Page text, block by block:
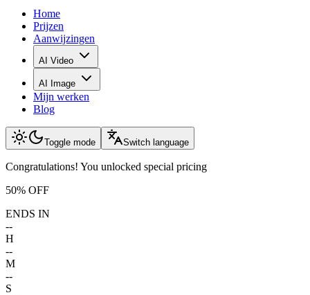
Home
Prijzen
Aanwijzingen
AI Video
AI Image
Mijn werken
Blog
Toggle mode Switch language
Congratulations! You unlocked special pricing
50% OFF
ENDS IN
--
H
--
M
--
S